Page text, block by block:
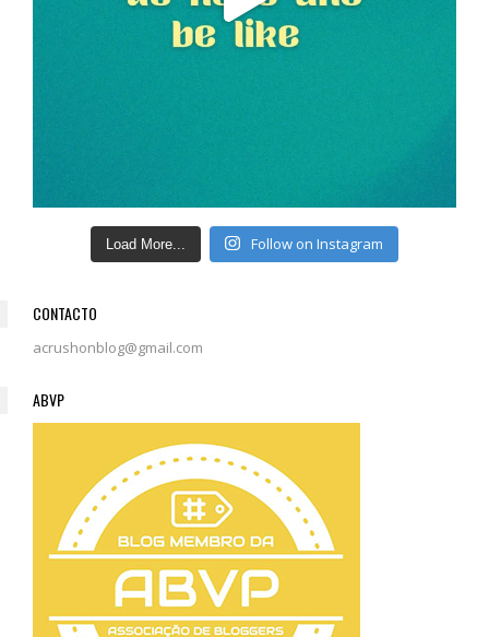
Load More... Follow on Instagram
CONTACTO
acrushonblog@gmail.com
ABVP